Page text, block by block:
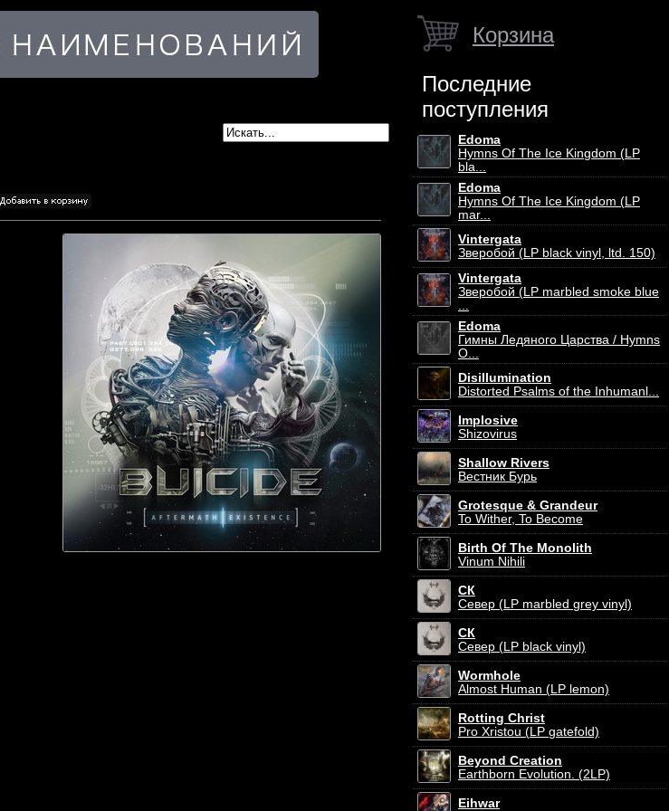
Корзина
Последние
поступления
Edoma
Hymns Of The Ice Kingdom (LP
bla...
Edoma
Hymns Of The Ice Kingdom (LP
mar...
Vintergata
Зверобой (LP black vinyl, ltd. 150)
Vintergata
Зверобой (LP marbled smoke blue
...
Edoma
Гимны Ледяного Царства / Hymns
O...
Disillumination
Distorted Psalms of the Inhumanl...
Implosive
Shizovirus
Shallow Rivers
Вестник Бурь
Grotesque & Grandeur
To Wither, To Become
Birth Of The Monolith
Vinum Nihili
СК
Север (LP marbled grey vinyl)
СК
Север (LP black vinyl)
Wormhole
Almost Human (LP lemon)
Rotting Christ
Pro Xristou (LP gatefold)
Beyond Creation
Earthborn Evolution. (2LP)
Eihwar